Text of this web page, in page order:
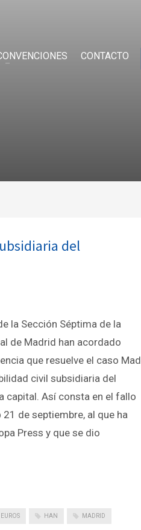
CONTACTO
del
la Sección Séptima de la
de Madrid han acordado
que resuelve el caso
civil subsidiaria del
capital. Así consta en el fallo
de septiembre, al que ha
Press y que se dio
EUROS HAN MADRID